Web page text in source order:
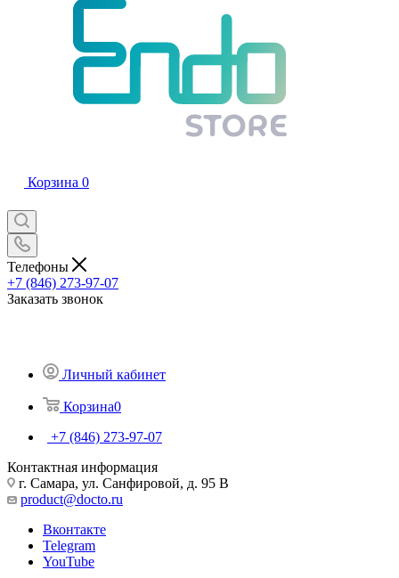
Корзина 0
Телефоны
+7 (846) 273-97-07
Заказать звонок
Личный кабинет
Корзина0
+7 (846) 273-97-07
Контактная информация
г. Самара, ул. Санфировой, д. 95 В
product@docto.ru
Вконтакте
Telegram
YouTube